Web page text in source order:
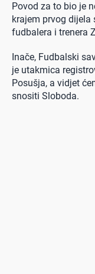
Povod za to bio je
krajem prvog dijela
fudbalera i trenera
Inače, Fudbalski
je utakmica
Posušja, a vidjet
snositi Sloboda.